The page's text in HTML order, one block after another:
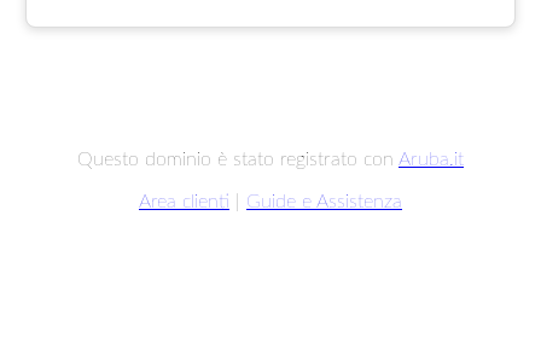
Questo dominio è stato registrato con Aruba.it
Area clienti Guide e Assistenza